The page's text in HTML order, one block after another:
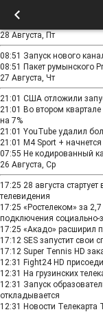
28 Августа, Пт
08:51 Запуск нового
08:51 Пакет румынского
27 Августа, Чт
21:01 США отложили
21:01 Во втором
на 7%
21:01 YouTube удалил
21:01 M4 Sport +
07:55 Не кодированный
26 Августа, Ср
17:25 28 августа
телевидения
17:25 «Ростелеком» за
подключения социально-
17:25 «Акадо» расширил
17:12 SES запустит свои
17:12 Super Tennis HD
12:31 Fight24 HD
12:31 На грузинских
12:31 Запуск
откладывается
12:31 Новости Телекарта